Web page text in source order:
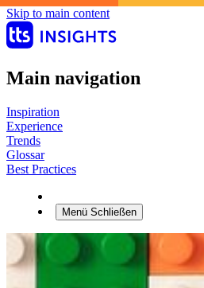
Skip to main content
Main navigation
Inspiration
Experience
Trends
Glossar
Best Practices
Menü Schließen